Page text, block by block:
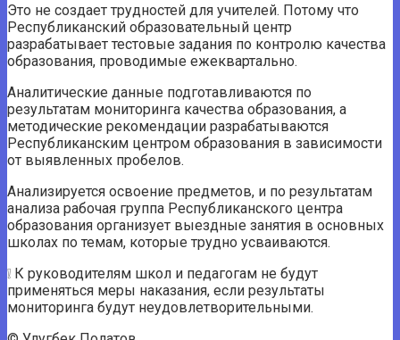
Это не создает трудностей для учителей. Потому что
Республиканский образовательный центр
разрабатывает тестовые задания по контролю качества
образования, проводимые ежеквартально.
Аналитические данные подготавливаются по
результатам мониторинга качества образования, а
методические рекомендации разрабатываются
Республиканским центром образования в зависимости
от выявленных пробелов.
Анализируется освоение предметов, и по результатам
анализа рабочая группа Республиканского центра
образования организует выездные занятия в основных
школах по темам, которые трудно усваиваются.
❕ К руководителям школ и педагогам не будут
применяться меры наказания, если результаты
мониторинга будут неудовлетворительными.